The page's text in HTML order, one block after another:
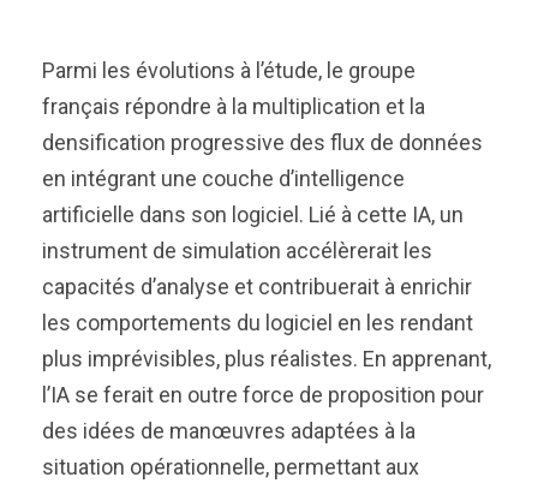
Parmi les évolutions à l’étude, le groupe
français répondre à la multiplication et la
densification progressive des flux de données
en intégrant une couche d’intelligence
artificielle dans son logiciel. Lié à cette IA, un
instrument de simulation accélèrerait les
capacités d’analyse et contribuerait à enrichir
les comportements du logiciel en les rendant
plus imprévisibles, plus réalistes. En apprenant,
l’IA se ferait en outre force de proposition pour
des idées de manœuvres adaptées à la
situation opérationnelle, permettant aux